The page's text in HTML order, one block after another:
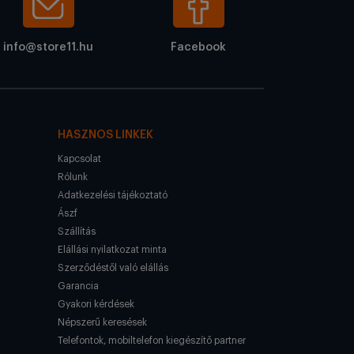
info@store11.hu Facebook
HASZNOS LINKEK
Kapcsolat
Rólunk
Adatkezelési tájékoztató
Ászf
Szállítás
Elállási nyilatkozat minta
Szerződéstől való elállás
Garancia
Gyakori kérdések
Népszerű keresések
Telefontok, mobiltelefon kiegészítő partner